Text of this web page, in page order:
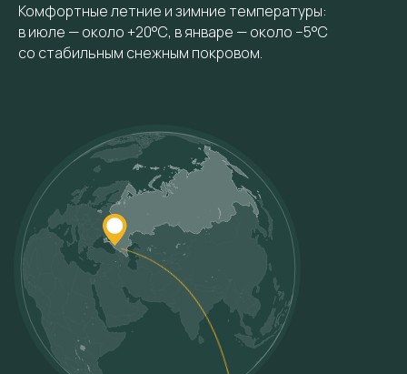
Комфортные летние и зимние температуры:
в июле — около +20°С, в январе — около −5°С
со стабильным снежным покровом.